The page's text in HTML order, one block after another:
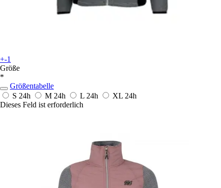
+-1
Größe
*
Größentabelle
S 24h M 24h L 24h XL 24h
Dieses Feld ist erforderlich